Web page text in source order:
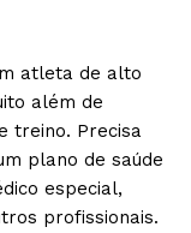
atleta de alto
além de
treino. Precisa
plano de saúde
especial,
profissionais.